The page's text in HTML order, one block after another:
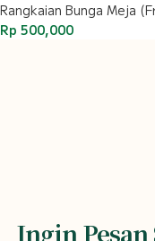
Rangkaian Bunga Meja
Rp 500,000
Ingin Pesan